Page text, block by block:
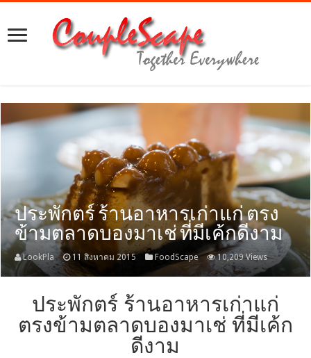
ประพักตร์ ร้านอาหารเก่าแก่ ตรง
ข้ามตลาดบองมาเช่ ที่มีเค้กดีงาม
LookPla 11 สิงหาคม 2015 FoodScape 10,209 Views
ประพักตร์ ร้านอาหารเก่าแก่
ตรงข้ามตลาดบองมาเช่ ที่มีเค้ก
ดีงาม